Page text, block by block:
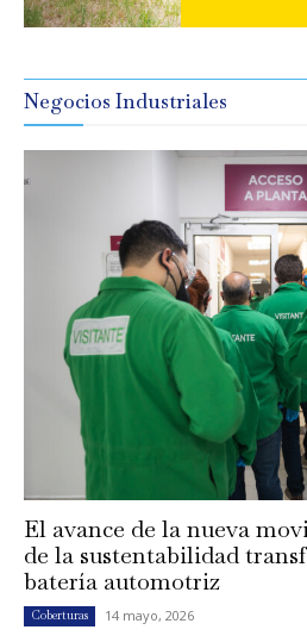
Negocios Industriales
El avance de la nueva
de la sustentabilidad
batería automotriz
Coberturas 14 mayo, 2026